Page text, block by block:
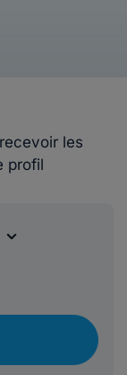
les
profil